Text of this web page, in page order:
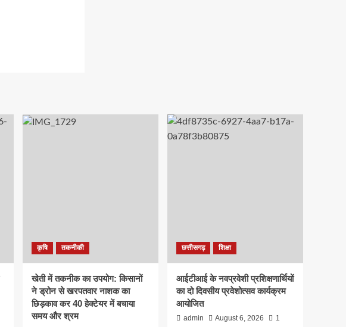
कृषि तकनीकी
खेती में तकनीक का उपयोग: किसानों
ने ड्रोन से खरपतवार नाशक का
छिड़काव कर 40 हेक्टेयर में बचाया
समय और श्रम
छत्तीसगढ़ शिक्षा
आईटीआई के नवप्रवेशी प्रशिक्षणार्थियों
का दो दिवसीय प्रवेशोत्सव कार्यक्रम
आयोजित
admin August 6, 2026 1